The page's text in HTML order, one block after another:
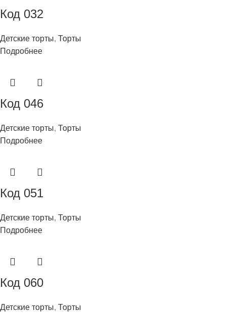
Код 032
Детские торты, Торты
Подробнее
Код 046
Детские торты, Торты
Подробнее
Код 051
Детские торты, Торты
Подробнее
Код 060
Детские торты, Торты